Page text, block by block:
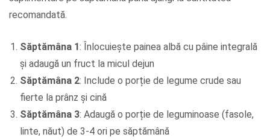
recomandată.
Săptămâna 1: Înlocuiește painea albă cu pâine integrală
și adaugă un fruct la micul dejun
Săptămâna 2: Include o porție de legume crude sau
fierte la prânz și cină
Săptămâna 3: Adaugă o porție de leguminoase (fasole,
linte, năut) de 3-4 ori pe săptămână